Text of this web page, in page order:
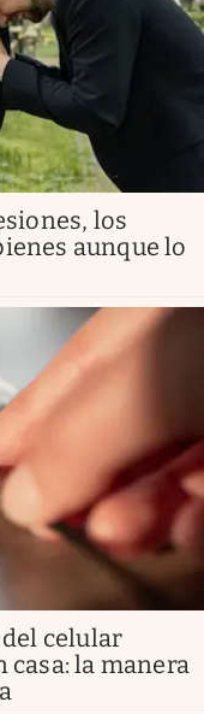
los
aunque lo
celular
casa: la manera